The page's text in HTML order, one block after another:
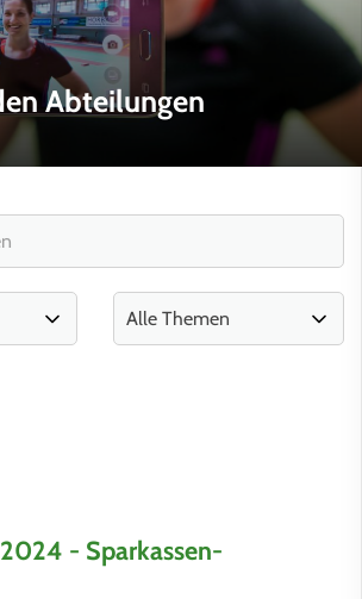
Abteilungen
- Sparkassen-